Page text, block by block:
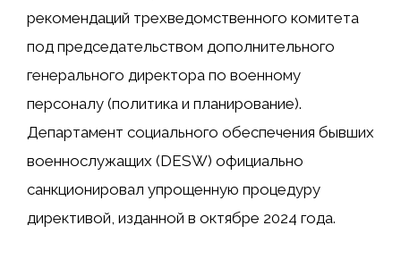
рекомендаций трехведомственного комитета
под председательством дополнительного
генерального директора по военному
персоналу (политика и планирование).
Департамент социального обеспечения бывших
военнослужащих (DESW) официально
санкционировал упрощенную процедуру
директивой, изданной в октябре 2024 года.